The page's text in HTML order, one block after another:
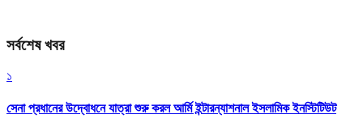
সর্বশেষ খবর
১
সেনা প্রধানের উদ্বোধনে যাত্রা শুরু করল আর্মি ইন্টারন্যাশনাল ইসলামিক ইনস্টিটিউট